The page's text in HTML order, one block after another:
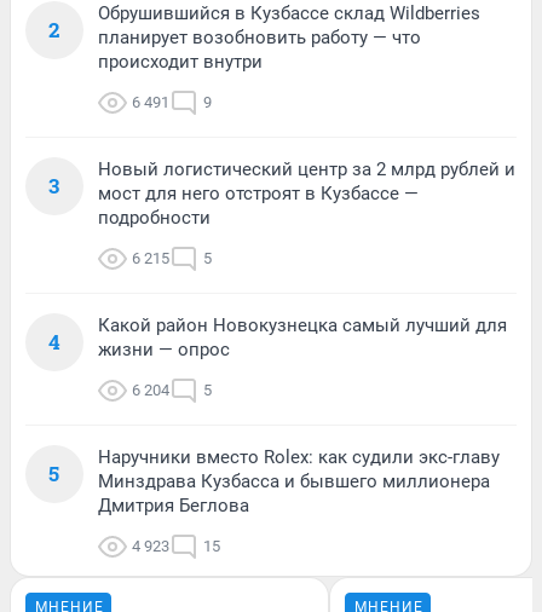
2
Обрушившийся в Кузбассе склад Wildberries
планирует возобновить работу — что
происходит внутри
6 491 9
3
Новый логистический центр за 2 млрд рублей и
мост для него отстроят в Кузбассе —
подробности
6 215 5
4
Какой район Новокузнецка самый лучший для
жизни — опрос
6 204 5
5
Наручники вместо Rolex: как судили экс-главу
Минздрава Кузбасса и бывшего миллионера
Дмитрия Беглова
4 923 15
МНЕНИЕ МНЕНИЕ